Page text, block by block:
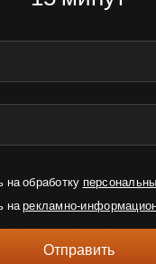
обработку
нарекламно-
Отправить